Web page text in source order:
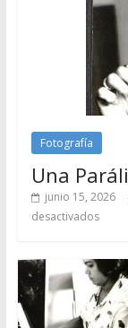
Fotografía
Una
junio 15, 2026
desactivados